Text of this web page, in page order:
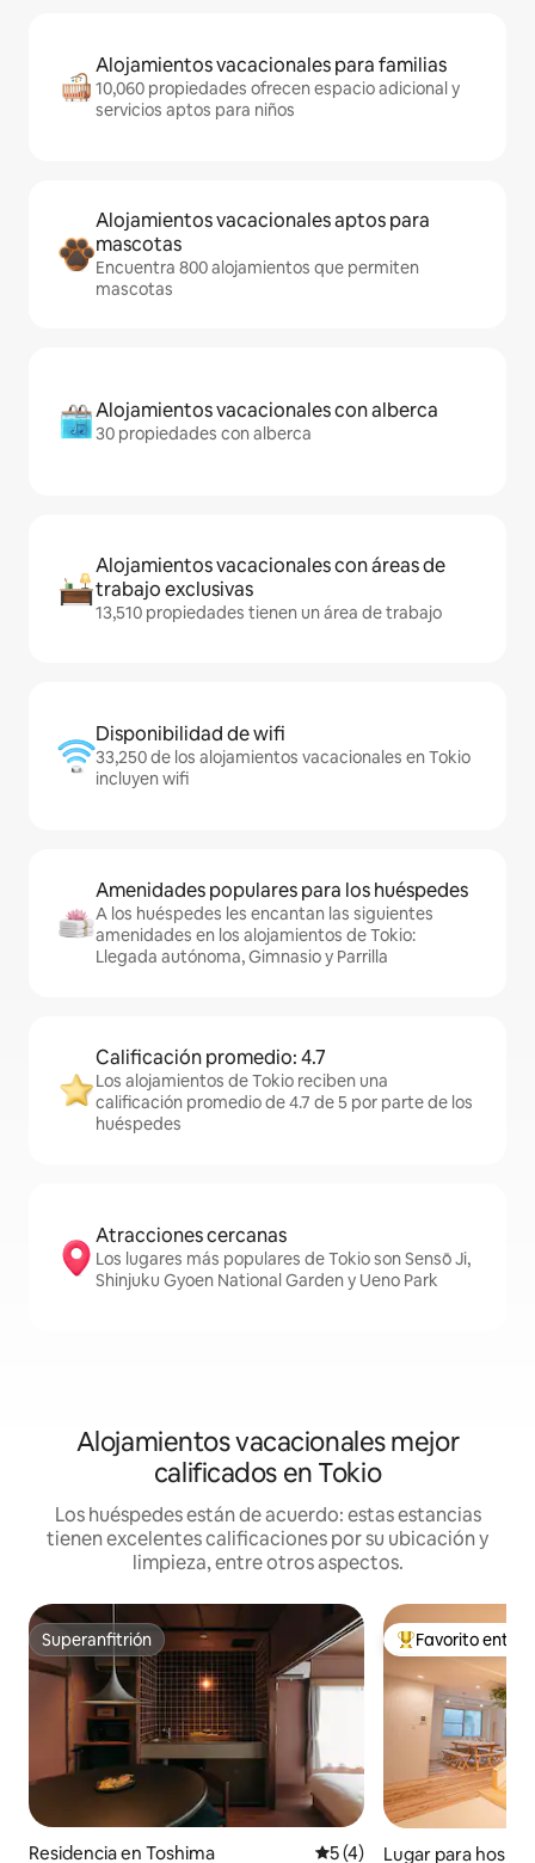
Alojamientos vacacionales para familias
10,060 propiedades ofrecen espacio adicional y
servicios aptos para niños
Alojamientos vacacionales aptos para
mascotas
Encuentra 800 alojamientos que permiten
mascotas
Alojamientos vacacionales con alberca
30 propiedades con alberca
Alojamientos vacacionales con áreas de
trabajo exclusivas
13,510 propiedades tienen un área de trabajo
Disponibilidad de wifi
33,250 de los alojamientos vacacionales en Tokio
incluyen wifi
Amenidades populares para los huéspedes
A los huéspedes les encantan las siguientes
amenidades en los alojamientos de Tokio:
Llegada autónoma, Gimnasio y Parrilla
Calificación promedio: 4.7
Los alojamientos de Tokio reciben una
calificación promedio de 4.7 de 5 por parte de los
huéspedes
Atracciones cercanas
Los lugares más populares de Tokio son Sensō Ji,
Shinjuku Gyoen National Garden y Ueno Park
Alojamientos vacacionales mejor
calificados en Tokio
Los huéspedes están de acuerdo: estas estancias
tienen excelentes calificaciones por su ubicación y
limpieza, entre otros aspectos.
Superanfitrión
Superanfitrión
Residencia en Toshima Calificación promedio: 5
5 (4)
De los mejores
Favorito entre
Lugar para